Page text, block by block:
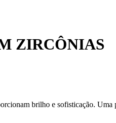
ZIRCÔNIAS
brilho e sofisticação. Uma